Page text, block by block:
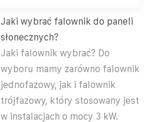
Jaki wybrać falownik do paneli
słonecznych?
Jaki falownik wybrać? Do
wyboru mamy zarówno falownik
jednofazowy, jak i falownik
trójfazowy, który stosowany jest
w instalacjach o mocy 3 kW.